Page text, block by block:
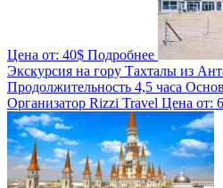
Цена от: 40$ Подробнее
Экскурсия на гору Тахталы из
Продолжительность 4,5 часа
Организатор Rizzi Travel Цена от: